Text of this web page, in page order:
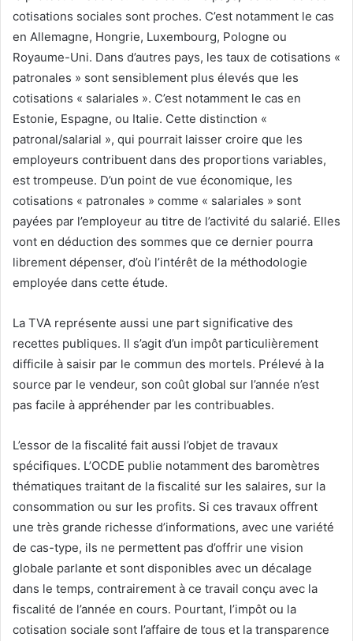
cotisations sociales sont proches. C’est notamment le cas
en Allemagne, Hongrie, Luxembourg, Pologne ou
Royaume-Uni. Dans d’autres pays, les taux de cotisations «
patronales » sont sensiblement plus élevés que les
cotisations « salariales ». C’est notamment le cas en
Estonie, Espagne, ou Italie. Cette distinction «
patronal/salarial », qui pourrait laisser croire que les
employeurs contribuent dans des proportions variables,
est trompeuse. D’un point de vue économique, les
cotisations « patronales » comme « salariales » sont
payées par l’employeur au titre de l’activité du salarié. Elles
vont en déduction des sommes que ce dernier pourra
librement dépenser, d’où l’intérêt de la méthodologie
employée dans cette étude.
La TVA représente aussi une part significative des
recettes publiques. Il s’agit d’un impôt particulièrement
difficile à saisir par le commun des mortels. Prélevé à la
source par le vendeur, son coût global sur l’année n’est
pas facile à appréhender par les contribuables.
L’essor de la fiscalité fait aussi l’objet de travaux
spécifiques. L’OCDE publie notamment des baromètres
thématiques traitant de la fiscalité sur les salaires, sur la
consommation ou sur les profits. Si ces travaux offrent
une très grande richesse d’informations, avec une variété
de cas-type, ils ne permettent pas d’offrir une vision
globale parlante et sont disponibles avec un décalage
dans le temps, contrairement à ce travail conçu avec la
fiscalité de l’année en cours. Pourtant, l’impôt ou la
cotisation sociale sont l’affaire de tous et la transparence